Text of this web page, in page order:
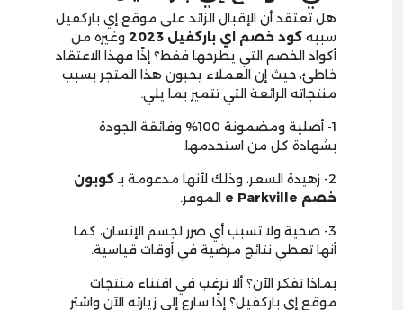
هل تعتقد أن الإقبال الزائد على موقع إي باركفيل
سببه كود خصم اي باركفيل 2023
وغيره من
أكواد الخصم التي يطرحها فقط؟ إذًا فهذا الاعتقاد
خاطئ، حيث إن العملاء يحبون هذا المتجر بسبب
منتجاته الرائعة التي تتميز بما يلي:
1- أصلية ومضمونة 100% وفائقة الجودة
بشهادة كل من استخدمها.
2- زهيدة السعر، وذلك لأنها مدعومة بـ
كوبون
خصم e Parkville
الموفر.
3- صحية ولا تسبب أي ضرر لجسم الإنسان، كما
أنها تعطي نتائج مرضية في أوقات قياسية.
بماذا تفكر الآن؟ ألا ترغب في اقتناء منتجات
موقع إي باركفيل؟ إذًا سارع إلى زيارته الآن واشترِ